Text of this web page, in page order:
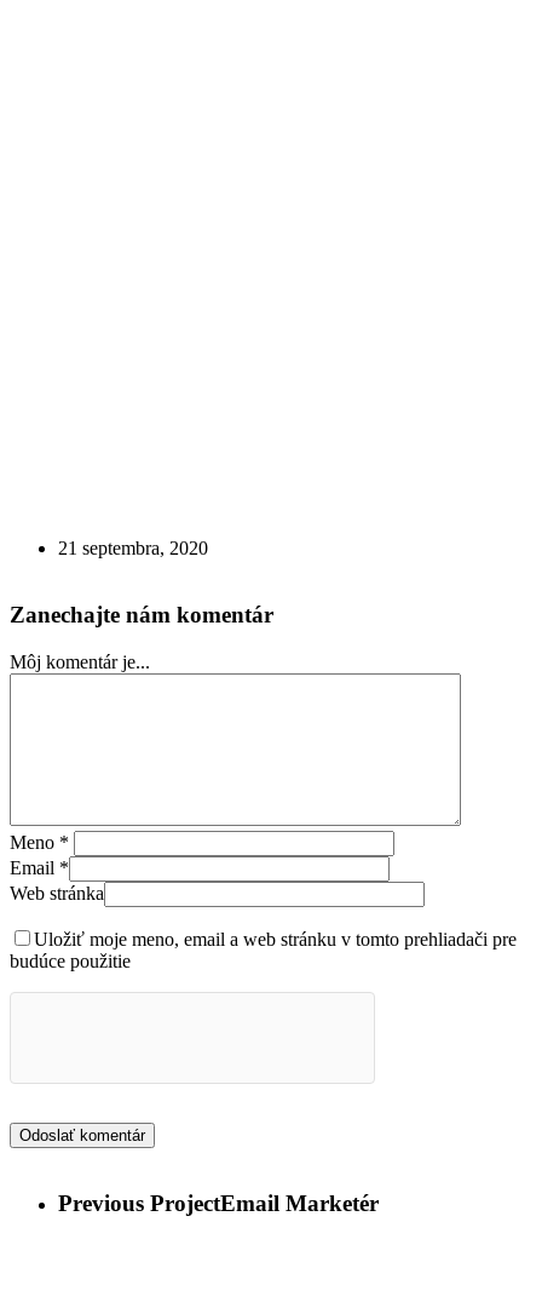
21 septembra, 2020
Zanechajte nám komentár
Môj komentár je...
Meno *
Email *
Web stránka
Uložiť moje meno, email a web stránku v tomto prehliadači pre
budúce použitie
Previous ProjectEmail Marketér